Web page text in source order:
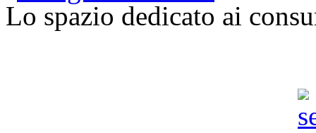
Lo spazio dedicato ai